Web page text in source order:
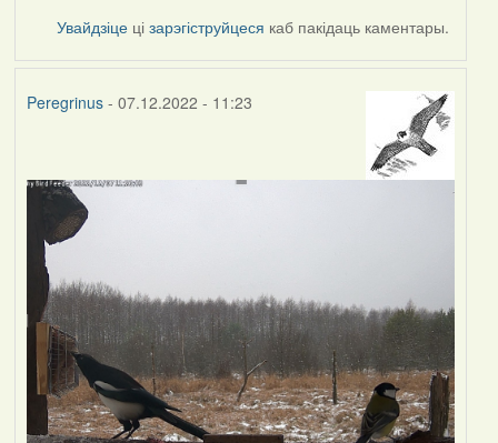
Увайдзіце цізарэгіструйцеся каб пакідаць каментары.
Peregrinus- 07.12.2022 - 11:23